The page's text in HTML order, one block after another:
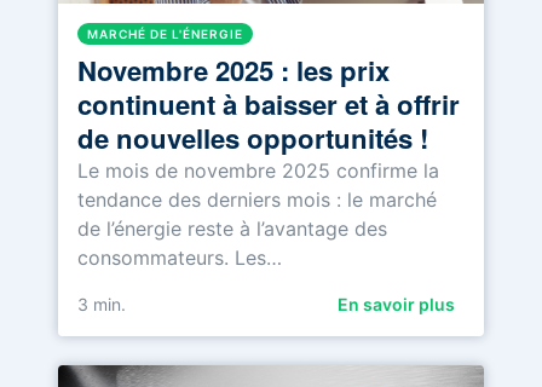
MARCHÉ DE L'ÉNERGIE
Novembre 2025 : les prix
continuent à baisser et à offrir
de nouvelles opportunités !
Le mois de novembre 2025 confirme la
tendance des derniers mois : le marché
de l’énergie reste à l’avantage des
consommateurs. Les…
3 min. En savoir plus